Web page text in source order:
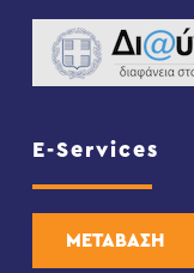
E-Services
ΜΕΤΑΒΑΣΗ